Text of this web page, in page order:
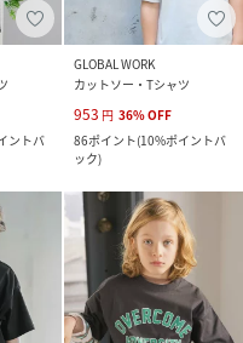
ントバ
GLOBAL WORK
カットソー・Tシャツ
953 円 36%OFF
86ポイント(10%ポイントバ
ック)